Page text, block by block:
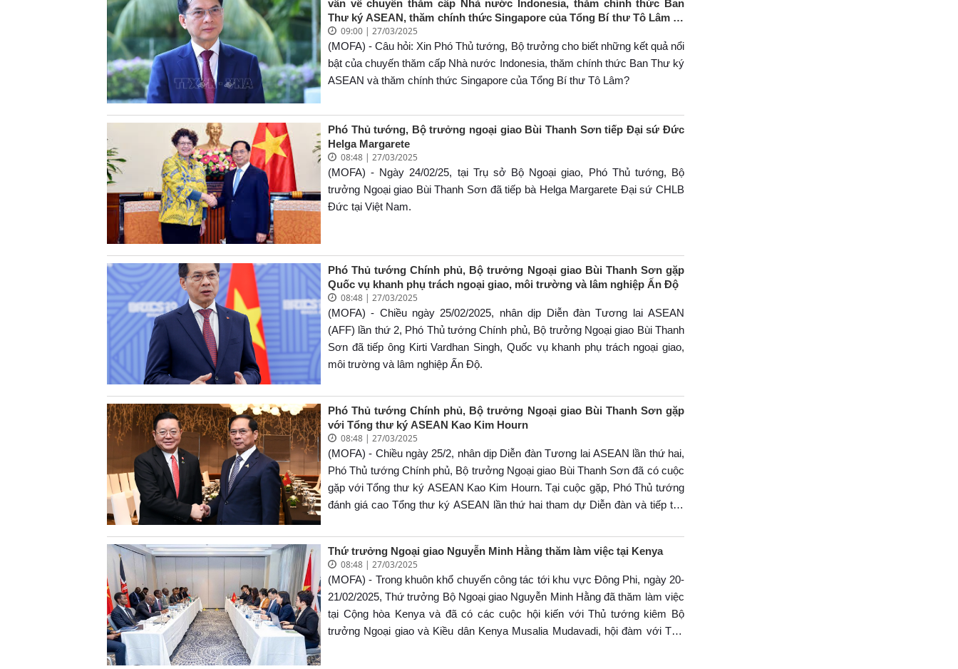
vấn về chuyến thăm cấp Nhà nước Indonesia, thăm chính thức Ban
Thư ký ASEAN, thăm chính thức Singapore của Tổng Bí thư Tô Lâm và
Phu nhân cùng Đoàn đại biểu cấp cao Việt Nam
09:00 | 27/03/2025
(MOFA) - Câu hỏi: Xin Phó Thủ tướng, Bộ trưởng cho biết những kết quả nổi
bật của chuyến thăm cấp Nhà nước Indonesia, thăm chính thức Ban Thư ký
ASEAN và thăm chính thức Singapore của Tổng Bí thư Tô Lâm?
Phó Thủ tướng, Bộ trưởng ngoại giao Bùi Thanh Sơn tiếp Đại sứ Đức
Helga Margarete
08:48 | 27/03/2025
(MOFA) - Ngày 24/02/25, tại Trụ sở Bộ Ngoại giao, Phó Thủ tướng, Bộ
trưởng Ngoại giao Bùi Thanh Sơn đã tiếp bà Helga Margarete Đại sứ CHLB
Đức tại Việt Nam.
Phó Thủ tướng Chính phủ, Bộ trưởng Ngoại giao Bùi Thanh Sơn gặp
Quốc vụ khanh phụ trách ngoại giao, môi trường và lâm nghiệp Ấn Độ
08:48 | 27/03/2025
(MOFA) - Chiều ngày 25/02/2025, nhân dịp Diễn đàn Tương lai ASEAN
(AFF) lần thứ 2, Phó Thủ tướng Chính phủ, Bộ trưởng Ngoại giao Bùi Thanh
Sơn đã tiếp ông Kirti Vardhan Singh, Quốc vụ khanh phụ trách ngoại giao,
môi trường và lâm nghiệp Ấn Độ.
Phó Thủ tướng Chính phủ, Bộ trưởng Ngoại giao Bùi Thanh Sơn gặp
với Tổng thư ký ASEAN Kao Kim Hourn
08:48 | 27/03/2025
(MOFA) - Chiều ngày 25/2, nhân dịp Diễn đàn Tương lai ASEAN lần thứ hai,
Phó Thủ tướng Chính phủ, Bộ trưởng Ngoại giao Bùi Thanh Sơn đã có cuộc
gặp với Tổng thư ký ASEAN Kao Kim Hourn. Tại cuộc gặp, Phó Thủ tướng
đánh giá cao Tổng thư ký ASEAN lần thứ hai tham dự Diễn đàn và tiếp tục
chung của Diễn đàn.
Thứ trưởng Ngoại giao Nguyễn Minh Hằng thăm làm việc tại Kenya
08:48 | 27/03/2025
(MOFA) - Trong khuôn khổ chuyến công tác tới khu vực Đông Phi, ngày 20-
21/02/2025, Thứ trưởng Bộ Ngoại giao Nguyễn Minh Hằng đã thăm làm việc
tại Cộng hòa Kenya và đã có các cuộc hội kiến với Thủ tướng kiêm Bộ
trưởng Ngoại giao và Kiều dân Kenya Musalia Mudavadi, hội đàm với Thứ